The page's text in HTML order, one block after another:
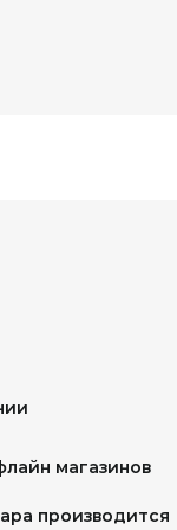
магазинов
производится